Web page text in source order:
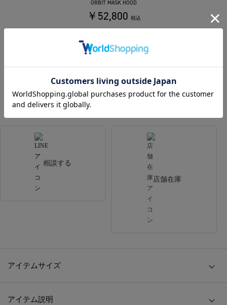
ORBIT MASK HOOD
￥52,800 税込
カラー
相談する
店舗在庫
アイテムサイズ
アイテム説明